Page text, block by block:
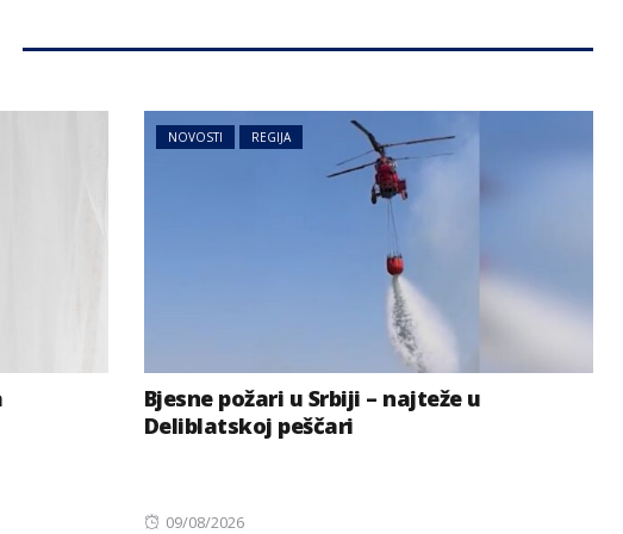
NOVOSTI REGIJA
Bjesne požari u Srbiji – najteže u
Deliblatskoj peščari
Posted
09/08/2026
na sastanak iz
Mali reaktori, velika
obećanja – novi nuklearni